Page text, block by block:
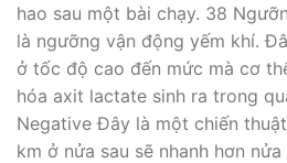
hao sau một bài chạy. 38
là ngưỡng vận động yếm khí.
ở tốc độ cao đến mức mà cơ
hóa axit lactate sinh ra trong
Negative Đây là một chiến
km ở nửa sau sẽ nhanh hơn